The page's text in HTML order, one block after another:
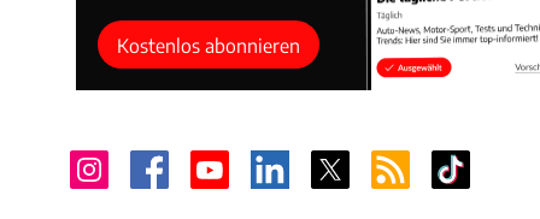
Kostenlos abonnieren